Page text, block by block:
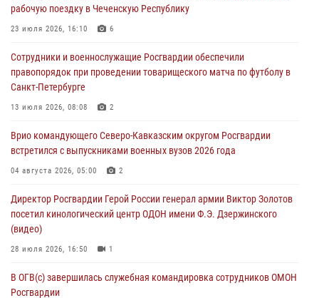
Росгвардейцы задержали мужчину, открывшего стрельбу в
Подмосковье (видео)
Росгвардейцы провели выставку вооружения для участников сбора
«Гвардеец» в Пензе (видео)
06 августа 2026, 12:00
В Курске росгвардейцы приняли участие в митинге, посвященном
второй годовщине вторжения ВСУ на территорию области
06 августа 2026, 11:56 4
В Санкт-Петербурге наряд Росгвардии задержал правонарушителя,
угрожавшего подростку травматическим пистолетом
06 августа 2026, 11:33
рабочую поездку в Чеченскую Республику
23 июля 2026, 16:10 6
Сотрудники и военнослужащие Росгвардии обеспечили
правопорядок при проведении товарищеского матча по футболу в
Санкт-Петербурге
13 июля 2026, 08:08 2
Врио командующего Северо-Кавказским округом Росгвардии
встретился с выпускниками военных вузов 2026 года
04 августа 2026, 05:00 2
Директор Росгвардии Герой России генерал армии Виктор Золотов
посетил кинологический центр ОДОН имени Ф.Э. Дзержинского
(видео)
28 июля 2026, 16:50 1
В ОГВ(с) завершилась служебная командировка сотрудников ОМОН
Росгвардии